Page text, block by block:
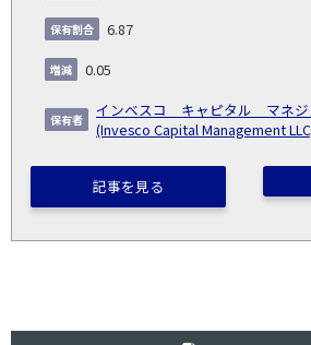
6.87
0.05
インベスコ キャピタル マネ
(Invesco Capital Management
記事を見る